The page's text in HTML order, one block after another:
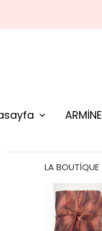
ARMİNE
LA BOUTİQUE